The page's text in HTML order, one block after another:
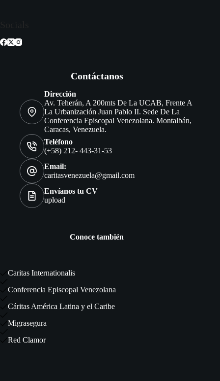
Contáctanos
Dirección
Av. Teherán, A 200mts De La UCAB, Frente A
La Urbanización Juan Pablo II. Sede De La
Conferencia Episcopal Venezolana. Montalbán,
Caracas, Venezuela.
Teléfono
(+58) 212- 443-31-53
Email:
caritasvenezuela@gmail.com
Envíanos tu CV
upload
Conoce también
Caritas Internationalis
Conferencia Episcopal Venezolana
Cáritas América Latina y el Caribe
Migrasegura
Red Clamor